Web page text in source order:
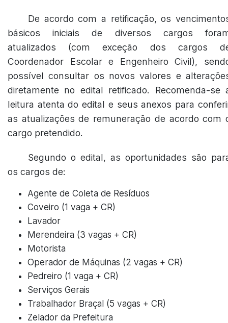
De acordo com a retificação, os
básicos iniciais de diversos cargos
atualizados (com exceção dos cargos
Coordenador Escolar e Engenheiro Civil),
possível consultar os novos valores e
diretamente no edital retificado. Recomenda-se
leitura atenta do edital e seus anexos para
as atualizações de remuneração de acordo com
cargo pretendido.
Segundo o edital, as oportunidades são
os cargos de:
Agente de Coleta de Resíduos
Coveiro (1 vaga + CR)
Lavador
Merendeira (3 vagas + CR)
Motorista
Operador de Máquinas (2 vagas + CR)
Pedreiro (1 vaga + CR)
Serviços Gerais
Trabalhador Braçal (5 vagas + CR)
Zelador da Prefeitura